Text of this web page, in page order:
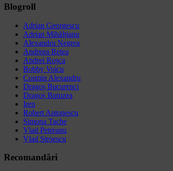
Blogroll
Adrian Georgescu
Adrian Mihălțianu
Alexandru Negrea
Andreea Retea
Andrei Roșca
Bobby Voicu
Cosmin Alexandru
Dragoș Bucurenci
Dragoș Butuzea
Iren
Robert Antonescu
Simona Tache
Vlad Petreanu
Vlad Stroescu
Recomandări